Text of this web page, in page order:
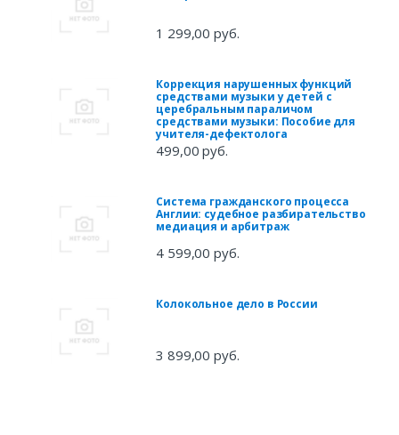
1 299,00 руб.
Коррекция нарушенных функций
средствами музыки у детей с
церебральным параличом
средствами музыки: Пособие для
учителя-дефектолога
499,00 руб.
Система гражданского процесса
Англии: судебное разбирательство
медиация и арбитраж
4 599,00 руб.
Колокольное дело в России
3 899,00 руб.